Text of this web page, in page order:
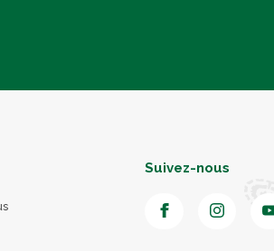
Suivez-nous